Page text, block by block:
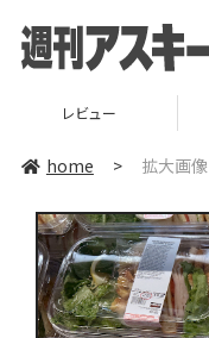
レビュー
home > 拡大画像